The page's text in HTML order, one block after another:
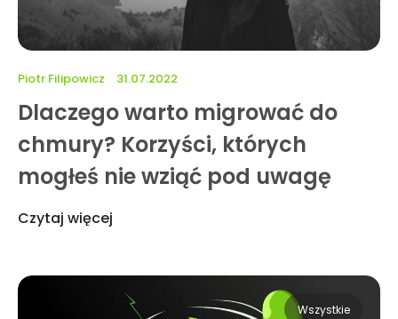
Dlaczego warto migrować do
chmury? Korzyści, których
mogłeś nie wziąć pod uwagę
Czytaj więcej
Piotr Filipowicz 31.07.2022
Wszystkie